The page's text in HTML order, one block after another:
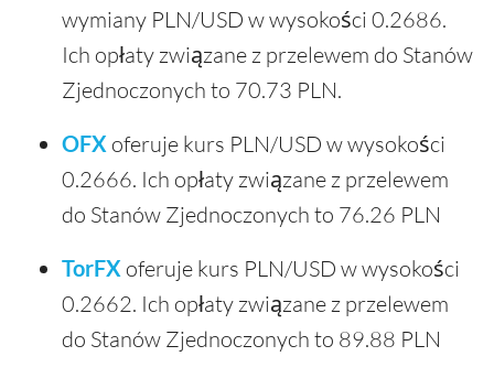
wymiany PLN/USD w wysokości 0.2686.
Ich opłaty związane z przelewem do Stanów
Zjednoczonych to 70.73 PLN.
OFX oferuje kurs PLN/USD w wysokości
0.2666. Ich opłaty związane z przelewem
do Stanów Zjednoczonych to 76.26 PLN
TorFX oferuje kurs PLN/USD w wysokości
0.2662. Ich opłaty związane z przelewem
do Stanów Zjednoczonych to 89.88 PLN